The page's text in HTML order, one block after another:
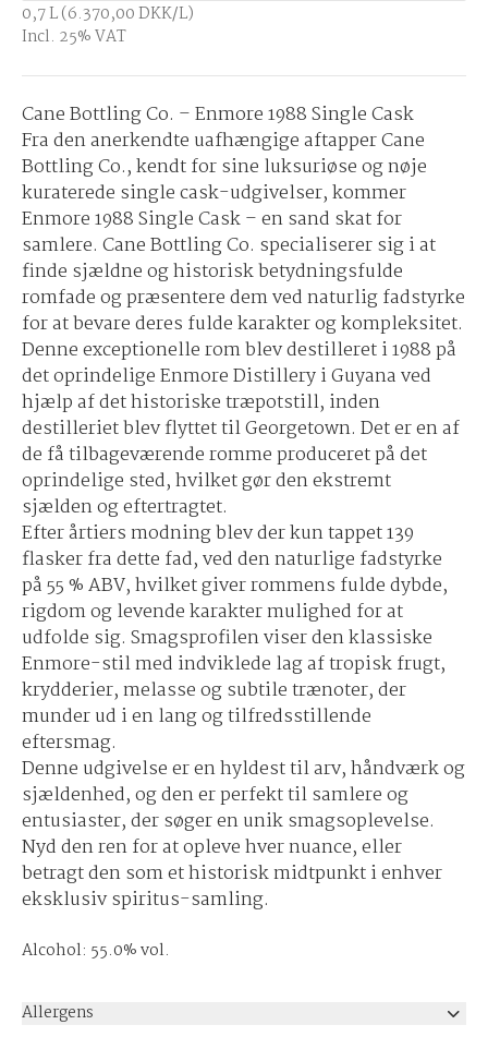
0,7 L (6.370,00 DKK/L)
Incl. 25% VAT
Cane Bottling Co. – Enmore 1988 Single Cask
Fra den anerkendte uafhængige aftapper Cane
Bottling Co., kendt for sine luksuriøse og nøje
kuraterede single cask-udgivelser, kommer
Enmore 1988 Single Cask – en sand skat for
samlere. Cane Bottling Co. specialiserer sig i at
finde sjældne og historisk betydningsfulde
romfade og præsentere dem ved naturlig fadstyrke
for at bevare deres fulde karakter og kompleksitet.
Denne exceptionelle rom blev destilleret i 1988 på
det oprindelige Enmore Distillery i Guyana ved
hjælp af det historiske træpotstill, inden
destilleriet blev flyttet til Georgetown. Det er en af
de få tilbageværende romme produceret på det
oprindelige sted, hvilket gør den ekstremt
sjælden og eftertragtet.
Efter årtiers modning blev der kun tappet 139
flasker fra dette fad, ved den naturlige fadstyrke
på 55 % ABV, hvilket giver rommens fulde dybde,
rigdom og levende karakter mulighed for at
udfolde sig. Smagsprofilen viser den klassiske
Enmore-stil med indviklede lag af tropisk frugt,
krydderier, melasse og subtile trænoter, der
munder ud i en lang og tilfredsstillende
eftersmag.
Denne udgivelse er en hyldest til arv, håndværk og
sjældenhed, og den er perfekt til samlere og
entusiaster, der søger en unik smagsoplevelse.
Nyd den ren for at opleve hver nuance, eller
betragt den som et historisk midtpunkt i enhver
eksklusiv spiritus-samling.
Alcohol: 55.0% vol.
Allergens